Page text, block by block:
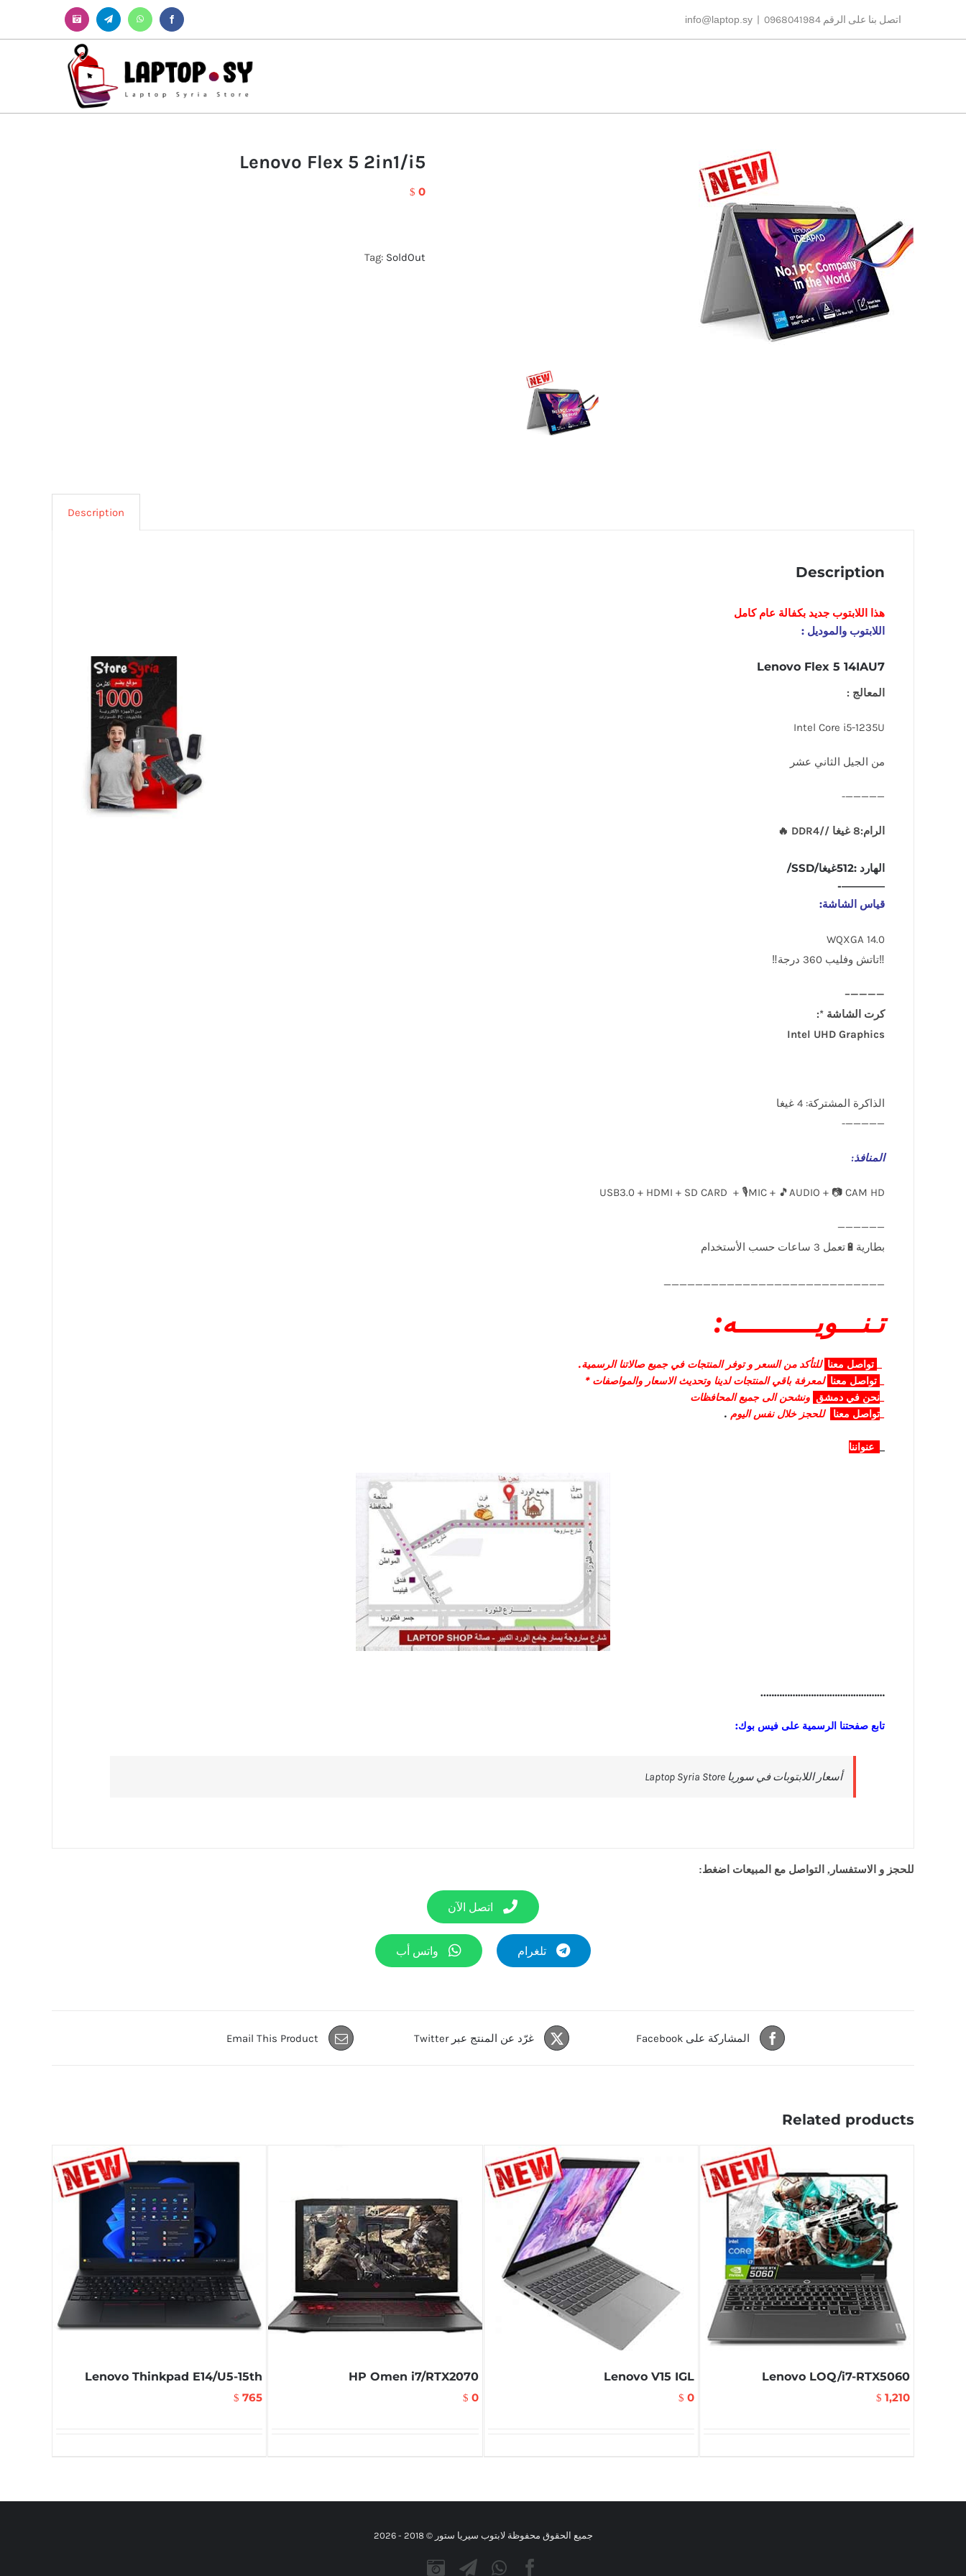
اتصل بنا على الرقم 0968041984 |
info@laptop.sy
Facebook
WhatsApp
Telegram
Instagram
Lenovo Flex 5 2in1/i5
$ 0
Tag: SoldOut
Description
Description
هذا اللابتوب جديد بكفالة عام كامل
اللابتوب والموديل :
Lenovo Flex 5 14IAU7
المعالج :
Intel Core i5-1235U
من الجيل الثاني عشر
—————-
الرام:8 غيغا //DDR4 🔥
الهارد :512غيغا/SSD/
————-
قياس الشاشة:
14.0 WQXGA
‼️تاتش وفليب 360 درجة‼️
————–
كرت الشاشة *:
Intel UHD Graphics
الذاكرة المشتركة: 4 غيغا
—————-
المنافذ:
USB3.0 + HDMI + SD CARD + 🎙️MIC + 🎵AUDIO + 📷 CAM HD
____________________________
تـنـــويــــــــــه:
تواصل معنا للتأكد من السعر و توفر المنتجات في جميع صالاتنا الرسمية.
تواصل معنا لمعرفة باقي المنتجات لدينا وتحديث الاسعار والمواصفات *
نحن في دمشق ونشحن الى جميع المحافظات
تواصل معنا للحجز خلال نفس اليوم .
عنواننا
………………………………………..
تابع صفحتنا الرسمية على فيس بوك:
للحجز و الاستفسار, التواصل مع المبيعات اضغط:
اتصل الآن
تلغرام واتس أب
المشاركة على Facebook غرّد عن المنتج عبر Twitter Email This Product
Related products
Lenovo LOQ/i7-RTX5060
$ 1,210
Lenovo V15 IGL
$ 0
HP Omen i7/RTX2070
$ 0
Lenovo Thinkpad E14/U5-15th
$ 765
جميع الحقوق محفوظة لابتوب سيريا ستور © 2018 - 2026
Facebook
WhatsApp
Telegram